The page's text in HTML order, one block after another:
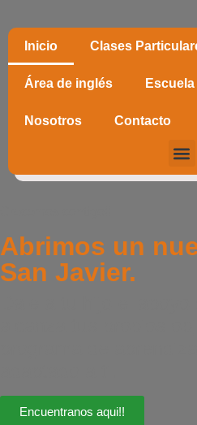
Inicio Clases
Área de inglés
Nosotros Contacto
Abrimos un
San Javier.
Encuentranos aqui!!